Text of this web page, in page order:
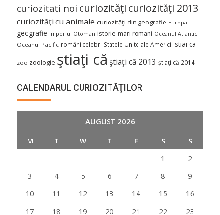
curiozitati noi curiozităţi curiozităţi 2013
curiozităţi cu animale curiozităţi din geografie Europa
geografie Imperiul Otoman istorie mari romani Oceanul Atlantic
Oceanul Pacific români celebri Statele Unite ale Americii stiai ca
zoo zoologie ştiaţi că ştiaţi că 2013 ştiaţi că 2014
CALENDARUL CURIOZITĂŢILOR
AUGUST 2026
M
T W T F S
S
1
2
3
4 5 6 7 8
9
10
11 12 13 14 15
16
17
18 19 20 21 22 23